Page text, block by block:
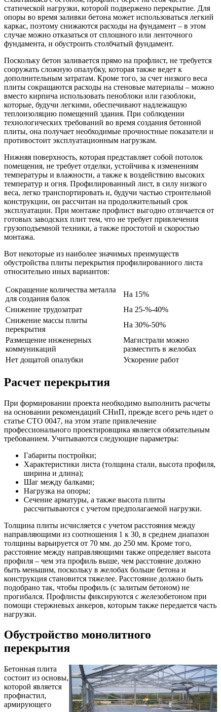
статической нагрузки, которой подвержено перекрытие. Для
опоры во время заливки бетона может использоваться легкий
каркас, поэтому снижаются расходы на фундамент – в этом
случае можно отказаться от сплошного или ленточного
фундамента, и обустроить столбчатый фундамент.
Поскольку бетон заливается прямо на профлист, не требуется
сооружать сложную опалубку, которая также ведет к
дополнительным затратам. Кроме того, за счет низкого веса
плиты сокращаются расходы на стеновые материалы – можно
вместо кирпича использовать пеноблоки или газоблоки,
которые, будучи легкими, обеспечивают надлежащую
теплоизоляцию помещений здания. При соблюдении
технологических требований во время создания бетонной
плиты, она получает необходимые прочностные показатели и
противостоит эксплуатационным нагрузкам.
Нижняя поверхность, которая представляет собой потолок
помещения, не требует отделки, устойчива к изменениям
температуры и влажности, а также к воздействию высоких
температур и огня. Профилированный лист, в силу низкого
веса, легко транспортировать и, будучи частью строительной
конструкции, он рассчитан на продолжительный срок
эксплуатации. При монтаже профлист выгодно отличается от
готовых заводских плит тем, что не требует привлечения
грузоподъемной техники, а также простотой и скоростью
монтажа.
Вот некоторые из наиболее значимых преимуществ
обустройства плиты перекрытия профилированного листа
относительно иных вариантов:
Сокращение количества металла
для создания балок
На 15%
Снижение трудозатрат
На 25-%-40%
Снижение массы плиты
перекрытия
На 30%-50%
Размещение инженерных
коммуникаций
Магистрали можно
разместить в желобах
Нет дощатой опалубки
Ускорение работ
Расчет перекрытия
При формировании проекта необходимо выполнить расчеты
на основании рекомендаций СНиП, прежде всего речь идет о
статье СТО 0047, на этом этапе привлечение
профессионального проектировщика является обязательным
требованием. Учитываются следующие параметры:
Габариты постройки;
Характеристики листа (толщина стали, высота профиля,
ширина и длина);
Шаг между балками;
Нагрузка на опоры;
Сечение арматуры, а также высота плиты
рассчитываются с учетом предполагаемой нагрузки.
Толщина плиты исчисляется с учетом расстояния между
направляющими из соотношения 1 к 30, в среднем диапазон
толщины варьируется от 70 мм. до 250 мм. Кроме того,
расстояние между направляющими также определяет высота
профиля – чем эта профиль выше, чем расстояние должно
быть меньшим, поскольку в желобах больше бетона и
конструкция становится тяжелее. Расстояние должно быть
подобрано так, чтобы профиль (с залитым бетоном) не
прогибался. Профлисты фиксируются с железобетоном при
помощи стержневых анкеров, которым также передается часть
нагрузки.
Обустройство монолитного
перекрытия
Бетонная плита
состоит из основы,
которой является
профнастил,
армирующего